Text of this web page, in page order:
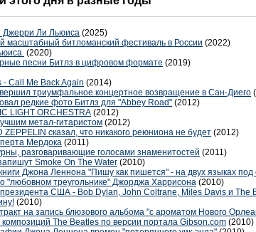
Джерри Ли Льюиса (2025)
масштабный битломанский фестиваль в России (2022)
(2020)
песни Битлз в цифровом формате (2019)
Call Me Back Again (2014)
триумфальное концертное возвращение в Сан-Диего
редкие фото Битлз для "Abbey Road" (2012)
LIGHT ORCHESTRA (2012)
метал-гитаристом (2012)
сказал, что никакого реюниона не будет (2012)
Мердока (2011)
разговаривающие голосами знаменитостей (2011)
Smoke On The Water (2010)
Джона Леннона "Пишу как пишется" - на двух языках под
"любовном треугольнике" Джорджа Харрисона (2010)
США - Bob Dylan, John Coltrane, Miles Davis и The
(2010)
на запись блюзового альбома "с ароматом Нового
композиций The Beatles по версии портала Gibson.com (2010)